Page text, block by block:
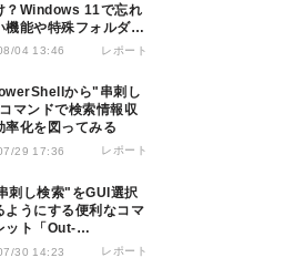
？Windows 11で忘れ
機能や特殊フォルダを
でローカルブッ
04 13:46 レポート
マンドで検索情報収
率化を図ってみる
29 17:36 レポート
ようにする便利なコマ
ット「Out-
」を使う
30 14:23 レポート